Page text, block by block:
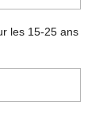
les 15-25 ans